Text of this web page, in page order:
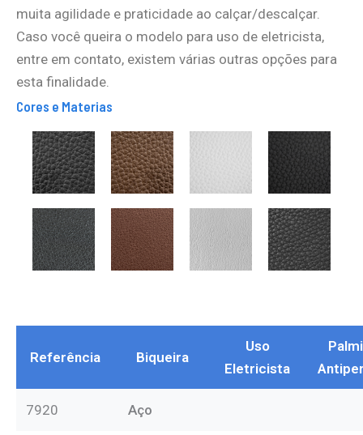
muita agilidade e praticidade ao calçar/descalçar.
Caso você queira o modelo para uso de eletricista,
entre em contato, existem várias outras opções para
esta finalidade.
Cores e Materias
VAQUETA
HIDROFUGADA
PRETA
VAQUETA
HIDROFUGADA
MARROM
VAQUETA
HIDROFUGADA
BRANCA
VAQUETA
E
PRETA
Referência
Biqueira
Uso
Eletricista
7920 Aço